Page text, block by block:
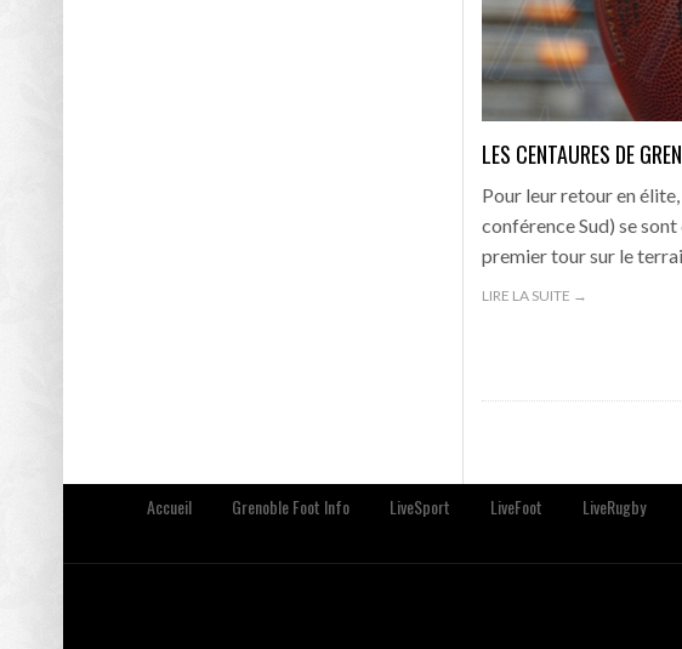
LES CENTAURES DE
Pour leur retour en
conférence Sud) se
premier tour sur le
LIRE LA SUITE →
Accueil Grenoble Foot Info LiveSport LiveFoot LiveRugby